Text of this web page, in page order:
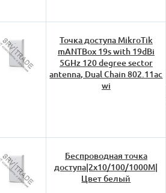
Точка доступа MikroTik
mANTBox 19s with 19dBi
5GHz 120 degree sector
antenna, Dual Chain 802.11ac
wi
Беспроводная точка
доступа|2x10/100/1000M|
Цвет белый